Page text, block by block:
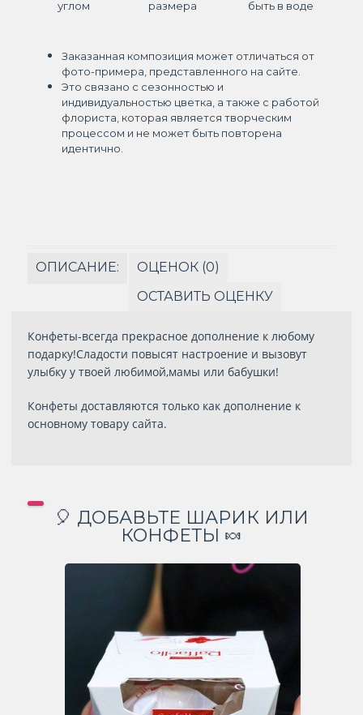
углом размера быть в воде
Заказанная композиция может отличаться от
фото-примера, представленного на сайте.
Это связано с сезонностью и
индивидуальностью цветка, а также с работой
флориста, которая является творческим
процессом и не может быть повторена
идентично.
ОПИСАНИЕ:
ОЦЕНОК (0)
ОСТАВИТЬ ОЦЕНКУ
Конфеты-всегда прекрасное дополнение к любому
подарку!Сладости повысят настроение и вызовут
улыбку у твоей любимой,мамы или бабушки!
Конфеты доставляются только как дополнение к
основному товару сайта.
🎈 ДОБАВЬТЕ ШАРИК ИЛИ
КОНФЕТЫ 🍬